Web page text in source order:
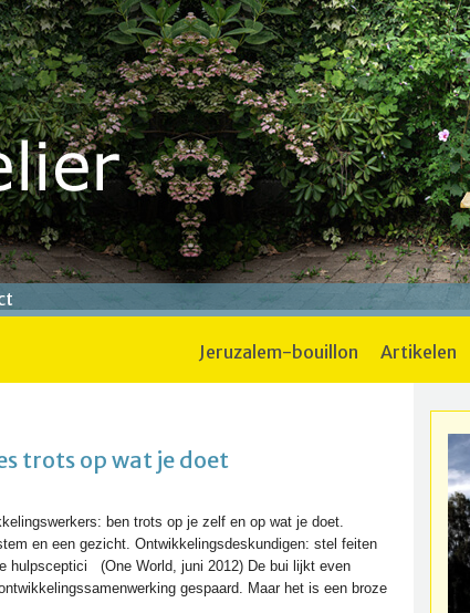
jeruzalem-bouillon artikelen
trots op wat je doet
ben trots op je zelf en op wat je doet.
en een gezicht. Ontwikkelingsdeskundigen: stel feiten
hulpsceptici (One World, juni 2012) De bui lijkt even
gespaard. Maar het is een broze